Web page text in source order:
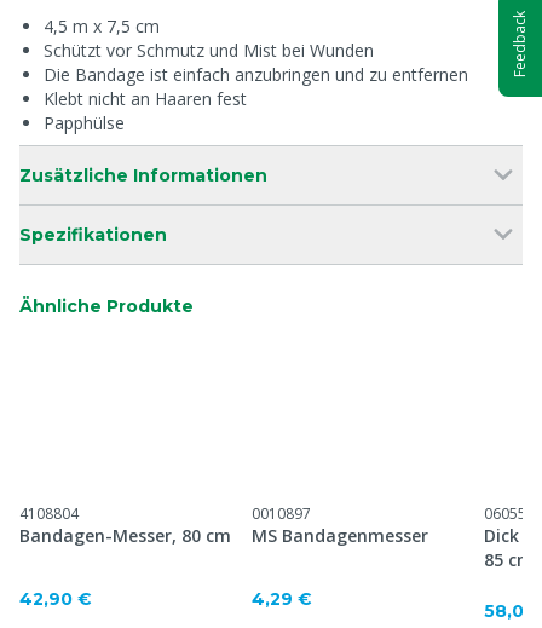
4,5 m x 7,5 cm
Schützt vor Schmutz und Mist bei Wunden
Die Bandage ist einfach anzubringen und zu entfernen
Klebt nicht an Haaren fest
Papphülse
Zusätzliche Informationen
Spezifikationen
Ähnliche Produkte
4108804
Bandagen-Messer, 80 cm
42,90 €
0010897
MS Bandagenmesser
4,29 €
0605565
Dick
85 cm
58,00
Feedback